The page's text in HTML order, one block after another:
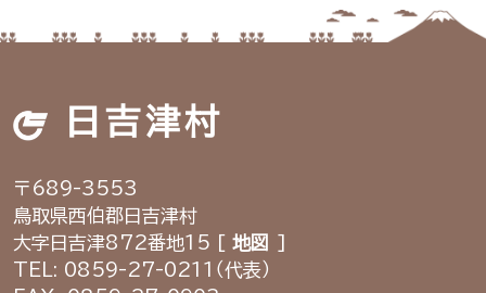
日吉津村
〒689-3553
鳥取県西伯郡日吉津村
大字日吉津872番地15 [ 地図
TEL: 0859-27-0211（代表）